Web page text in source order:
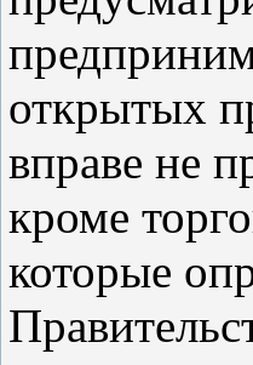
открытых
вправе не
кроме
которые